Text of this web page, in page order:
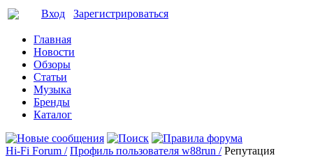
Вход Зарегистрироваться
Главная
Новости
Обзоры
Статьи
Музыка
Бренды
Каталог
Hi-Fi Forum / Профиль пользователя w88run / Репутация